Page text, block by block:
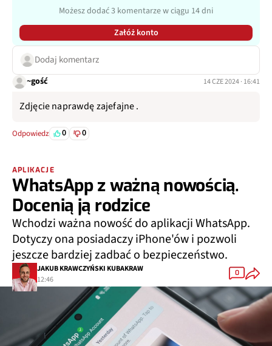
Możesz dodać 3 komentarze w ciągu 14 dni
Załóż konto
Dodaj komentarz
~gość 14 CZE 2024 · 16:41
Zdjęcie naprawdę zajefajne .
Odpowiedz 0 0
APLIKACJE
WhatsApp z ważną nowością.
Docenią ją rodzice
Wchodzi ważna nowość do aplikacji WhatsApp.
Dotyczy ona posiadaczy iPhone'ów i pozwoli
jeszcze bardziej zadbać o bezpieczeństwo.
JAKUB KRAWCZYŃSKI KUBAKRAW
12:46
0